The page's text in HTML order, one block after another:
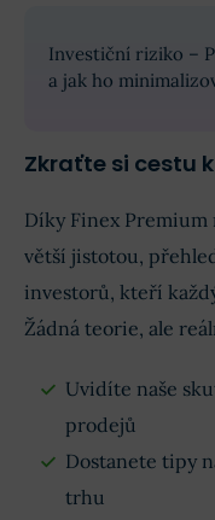
Investiční riziko –
a jak ho
Zkraťte si cestu
Díky Finex Premium
větší jistotou,
investorů, kteří
Žádná teorie, ale
Uvidíte naše
prodejů
Dostanete tipy
trhu